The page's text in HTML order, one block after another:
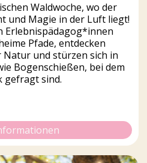
Waldwoche, wo der
und Magie in der Luft liegt!
Erlebnispädagog*innen
Pfade, entdecken
Natur und stürzen sich in
Bogenschießen, bei dem
gefragt sind.